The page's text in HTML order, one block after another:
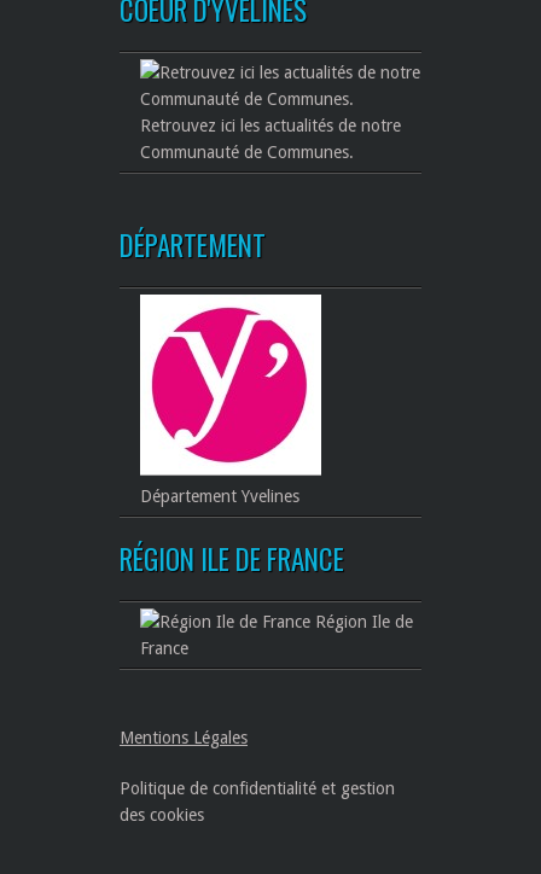
COEUR D'YVELINES
Retrouvez ici les actualités de notre
Communauté de Communes.
DÉPARTEMENT
Département Yvelines
RÉGION ILE DE FRANCE
Région Ile de
France
Mentions Légales
Politique de confidentialité et gestion
des cookies